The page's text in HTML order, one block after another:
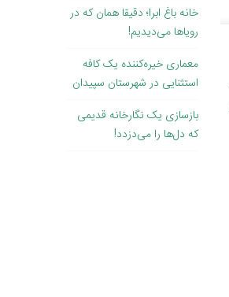
خانه باغ ابرا؛ دقیقا همان که در
رویاها می‌دیدیم!
معماری خیره‌کننده یک کافه
استثنایی در شهرستان سپیدان
بازسازی یک نگارخانه قدیمی
که دل‌ها را می‌دزدد!